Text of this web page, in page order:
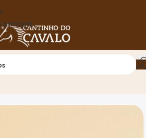
principal
Ração Redonda Stubbs S80 2,7L